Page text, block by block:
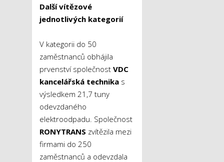
Další vítězové
jednotlivých kategorií
V kategorii do 50
zaměstnanců obhájila
prvenství společnost VDC
kancelářská technika s
výsledkem 21,7 tuny
odevzdaného
elektroodpadu. Společnost
RONYTRANS zvítězila mezi
firmami do 250
zaměstnanců a odevzdala